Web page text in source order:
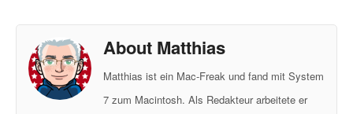
About Matthias
Matthias ist ein Mac-Freak und fand mit System
7 zum Macintosh. Als Redakteur arbeitete er